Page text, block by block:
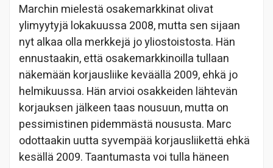
Marchin mielestä osakemarkkinat olivat
ylimyytyjä lokakuussa 2008, mutta sen sijaan
nyt alkaa olla merkkejä jo yliostoistosta. Hän
ennustaakin, että osakemarkkinoilla tullaan
näkemään korjausliike keväällä 2009, ehkä jo
helmikuussa. Hän arvioi osakkeiden lähtevän
korjauksen jälkeen taas nousuun, mutta on
pessimistinen pidemmästä noususta. Marc
odottaakin uutta syvempää korjausliikettä ehkä
kesällä 2009. Taantumasta voi tulla häneen